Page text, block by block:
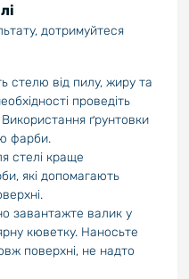
дотримуйтеся
стелю від пилу, жиру та
проведіть
ґрунтовки
фарби.
стелі краще
які допомагають
завантажте валик у
кюветку. Наносьте
поверхні, не надто